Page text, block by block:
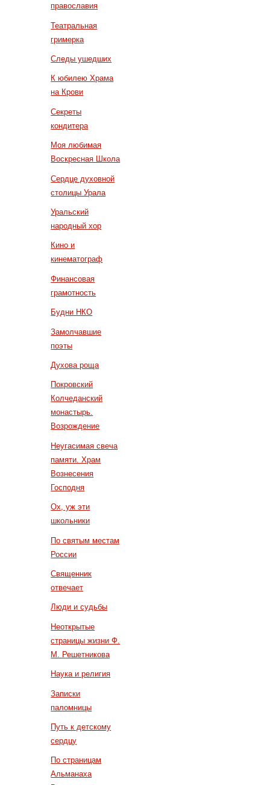
православия
Театральная
гримерка
Следы ушедших
К юбилею Храма
на Крови
Секреты
кондитера
Моя любимая
Воскресная Школа
Сердце духовной
столицы Урала
Уральский
народный хор
Кино и
кинематограф
Финансовая
грамотность
Будни НКО
Замолчавшие
поэты
Духова роща
Покровский
Колчеданский
монастырь.
Возрождение
Неугасимая свеча
памяти. Храм
Вознесения
Господня
Ох, уж эти
школьники
По святым местам
России
Священник
отвечает
Люди и судьбы
Неоткрытые
страницы жизни Ф.
М. Решетникова
Наука и религия
Записки
паломницы
Путь к детскому
сердцу
По страницам
Альманаха